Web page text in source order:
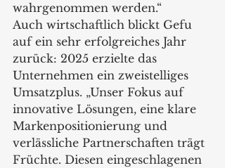
wahrgenommen werden.“
Auch wirtschaftlich blickt Gefu
auf ein sehr erfolgreiches Jahr
zurück: 2025 erzielte das
Unternehmen ein zweistelliges
Umsatzplus. „Unser Fokus auf
innovative Lösungen, eine klare
Markenpositionierung und
verlässliche Partnerschaften trägt
Früchte. Diesen eingeschlagenen